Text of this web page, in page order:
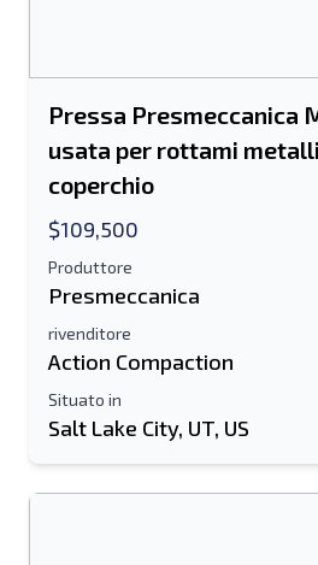
Pressa Presmeccanica
usata per rottami
coperchio
$109,500
Produttore
Presmeccanica
rivenditore
Action Compaction
Situato in
Salt Lake City, UT, US